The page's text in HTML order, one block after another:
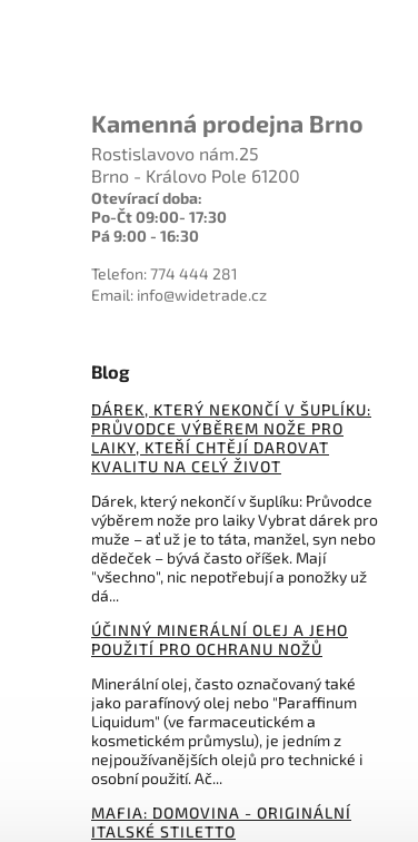
Kamenná prodejna Brno
Rostislavovo nám.25
Brno - Královo Pole 61200
Otevírací doba:
Po-Čt 09:00- 17:30
Pá 9:00 - 16:30
Telefon: 774 444 281
Email: info@widetrade.cz
Blog
DÁREK, KTERÝ NEKONČÍ V ŠUPLÍKU:
PRŮVODCE VÝBĚREM NOŽE PRO
LAIKY, KTEŘÍ CHTĚJÍ DAROVAT
KVALITU NA CELÝ ŽIVOT
Dárek, který nekončí v šuplíku: Průvodce
výběrem nože pro laiky Vybrat dárek pro
muže – ať už je to táta, manžel, syn nebo
dědeček – bývá často oříšek. Mají
"všechno", nic nepotřebují a ponožky už
dá...
ÚČINNÝ MINERÁLNÍ OLEJ A JEHO
POUŽITÍ PRO OCHRANU NOŽŮ
Minerální olej, často označovaný také
jako parafínový olej nebo "Paraffinum
Liquidum" (ve farmaceutickém a
kosmetickém průmyslu), je jedním z
nejpoužívanějších olejů pro technické i
osobní použití. Ač...
MAFIA: DOMOVINA - ORIGINÁLNÍ
ITALSKÉ STILETTO
Woodlaw Blade Blank
807 Kč
Kód:
Vrhací hvězdice American Flag
set - shuriken